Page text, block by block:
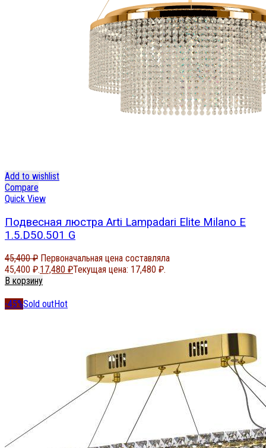
Add to wishlist
Compare
Quick View
Подвесная люстра Arti Lampadari Elite Milano E
1.5.D50.501 G
45,400₽ Первоначальная цена составляла
45,400 ₽.17,480 ₽Текущая цена: 17,480 ₽.
В корзину
-45%Sold outHot